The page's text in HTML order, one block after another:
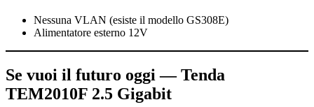
Nessuna VLAN (esiste il modello GS308E)
Alimentatore esterno 12V
Se vuoi il futuro oggi — Tenda
TEM2010F 2.5 Gigabit